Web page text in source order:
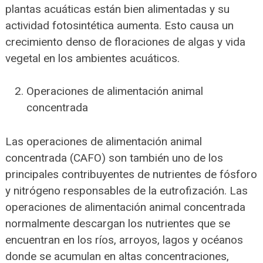
plantas acuáticas están bien alimentadas y su
actividad fotosintética aumenta. Esto causa un
crecimiento denso de floraciones de algas y vida
vegetal en los ambientes acuáticos.
Operaciones de alimentación animal
concentrada
Las operaciones de alimentación animal
concentrada (CAFO) son también uno de los
principales contribuyentes de nutrientes de fósforo
y nitrógeno responsables de la eutrofización. Las
operaciones de alimentación animal concentrada
normalmente descargan los nutrientes que se
encuentran en los ríos, arroyos, lagos y océanos
donde se acumulan en altas concentraciones,